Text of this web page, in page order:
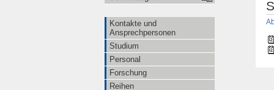
Kontakte und
Ansprechpersonen
Studium
Personal
Forschung
Reihen